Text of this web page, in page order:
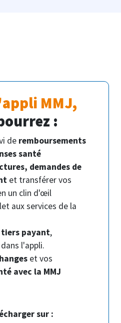
MMJ,
:
de remboursements
santé
demandes de
et transférer vos
un clin d'œil
aux services de la
payant,
l'appli.
et vos
avec la MMJ
sur :